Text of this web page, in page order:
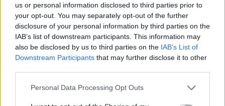
us or personal information disclosed to third parties prior to
your opt-out. You may separately opt-out of the further
disclosure of your personal information by third parties on the
IAB’s list of downstream participants. This information may
also be disclosed by us to third parties on the IAB’s List of
Downstream Participants that may further disclose it to other
Personal Data Processing Opt Outs
Dirbtinis intelektas karyboje: ar mašina
galės savarankiškai priimti sprendimą
naikinti priešą?